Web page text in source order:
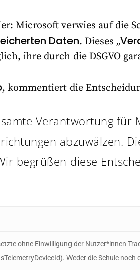
Microsoft verwies auf die
Daten. Dieses „
ihre durch die DSGVO
, kommentiert die
Verantwortung für
abzuwälzen.
begrüßen diese
ohne Einwilligung der Nutzer*innen
Weder die Schule